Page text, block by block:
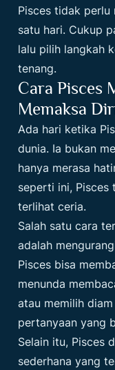
Pisces tidak perlu
satu hari. Cukup
lalu pilih langkah
tenang.
Cara Pisces
Memaksa
Ada hari ketika
dunia. Ia bukan
hanya merasa
seperti ini, Pisces
terlihat ceria.
Salah satu cara
adalah
Pisces bisa
menunda
atau memilih
pertanyaan yang
Selain itu, Pisces
sederhana yang